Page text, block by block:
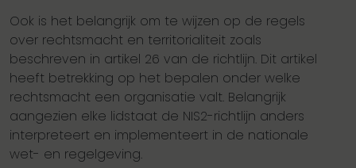
Ook is het belangrijk om te wijzen op de regels
over rechtsmacht en territorialiteit zoals
beschreven in artikel 26 van de richtlijn. Dit artikel
heeft betrekking op het bepalen onder welke
rechtsmacht een organisatie valt. Belangrijk
aangezien elke lidstaat de NIS2-richtlijn anders
interpreteert en implementeert in de nationale
wet- en regelgeving.